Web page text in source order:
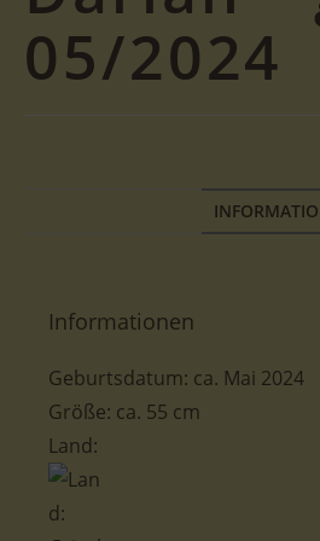
05/2024
Informationen
Geburtsdatum: ca. Mai 2024
Größe: ca. 55 cm
Land: